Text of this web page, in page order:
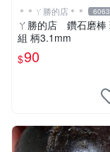
＊＊ㄚ勝的店＊＊ 6063
ㄚ勝的店 鑽石磨棒 球型4支
組 柄3.1mm
$90